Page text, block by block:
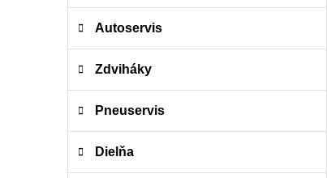
Autoservis
Zdviháky
Pneuservis
Dielňa